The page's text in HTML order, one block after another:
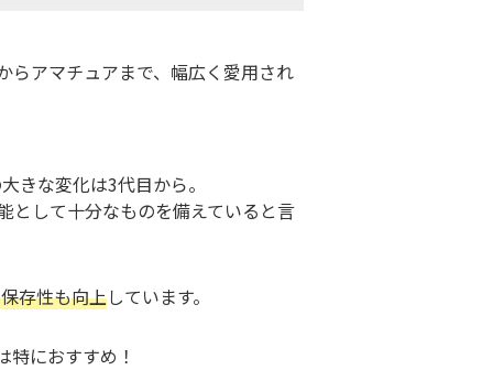
らアマチュアまで、幅広く愛用され
きな変化は3代目から。
として十分なものを備えていると言
存性も向上しています。
におすすめ！